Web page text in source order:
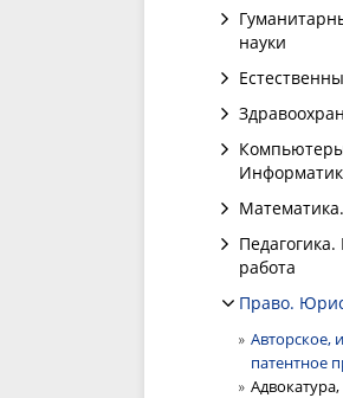
науки
работа
Право.
Авторское,
патентное